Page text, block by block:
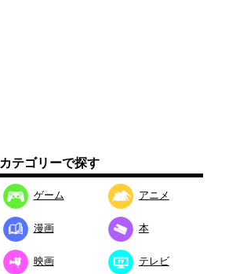
カテゴリーで探す
ゲーム アニメ
漫画 本
映画 テレビ